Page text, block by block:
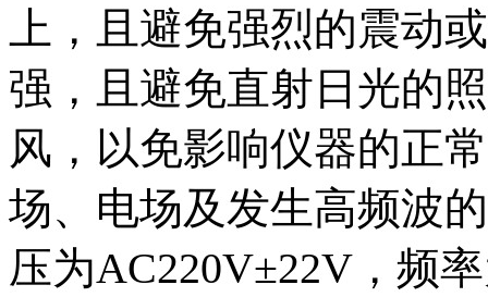
上，且避免强烈的震动
强，且避免直射日光的
风，以免影响仪器的正
场、电场及发生高频波
压为AC220V±22V，频